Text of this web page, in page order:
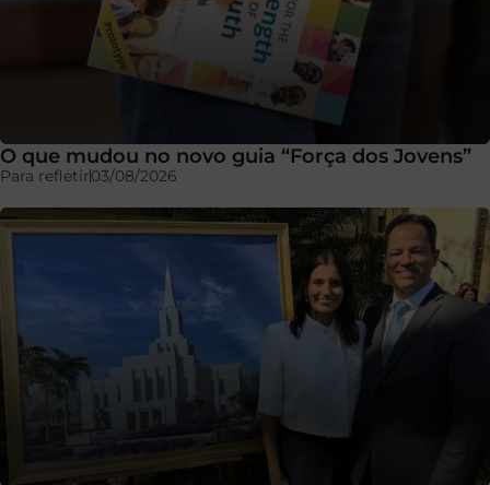
O que mudou no novo guia “Força dos Jovens”
Para refletir03/08/2026